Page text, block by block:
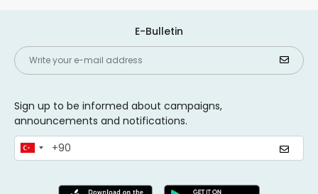
E-Bulletin
Sign up to be informed about campaigns,
announcements and notifications.